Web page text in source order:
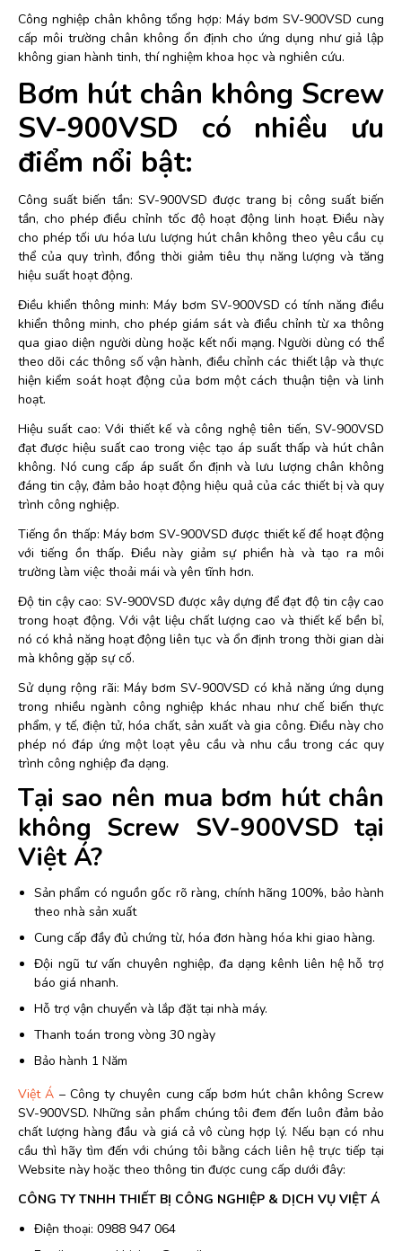
Công nghiệp chân không tổng hợp: Máy bơm SV-900VSD cung
cấp môi trường chân không ổn định cho ứng dụng như giả lập
không gian hành tinh, thí nghiệm khoa học và nghiên cứu.
Bơm hút chân không Screw
SV-900VSD có nhiều ưu
điểm nổi bật:
Công suất biến tần: SV-900VSD được trang bị công suất biến
tần, cho phép điều chỉnh tốc độ hoạt động linh hoạt. Điều này
cho phép tối ưu hóa lưu lượng hút chân không theo yêu cầu cụ
thể của quy trình, đồng thời giảm tiêu thụ năng lượng và tăng
hiệu suất hoạt động.
Điều khiển thông minh: Máy bơm SV-900VSD có tính năng điều
khiển thông minh, cho phép giám sát và điều chỉnh từ xa thông
qua giao diện người dùng hoặc kết nối mạng. Người dùng có thể
theo dõi các thông số vận hành, điều chỉnh các thiết lập và thực
hiện kiểm soát hoạt động của bơm một cách thuận tiện và linh
hoạt.
Hiệu suất cao: Với thiết kế và công nghệ tiên tiến, SV-900VSD
đạt được hiệu suất cao trong việc tạo áp suất thấp và hút chân
không. Nó cung cấp áp suất ổn định và lưu lượng chân không
đáng tin cậy, đảm bảo hoạt động hiệu quả của các thiết bị và quy
trình công nghiệp.
Tiếng ồn thấp: Máy bơm SV-900VSD được thiết kế để hoạt động
với tiếng ồn thấp. Điều này giảm sự phiền hà và tạo ra môi
trường làm việc thoải mái và yên tĩnh hơn.
Độ tin cậy cao: SV-900VSD được xây dựng để đạt độ tin cậy cao
trong hoạt động. Với vật liệu chất lượng cao và thiết kế bền bỉ,
nó có khả năng hoạt động liên tục và ổn định trong thời gian dài
mà không gặp sự cố.
Sử dụng rộng rãi: Máy bơm SV-900VSD có khả năng ứng dụng
trong nhiều ngành công nghiệp khác nhau như chế biến thực
phẩm, y tế, điện tử, hóa chất, sản xuất và gia công. Điều này cho
phép nó đáp ứng một loạt yêu cầu và nhu cầu trong các quy
trình công nghiệp đa dạng.
Tại sao nên mua bơm hút chân
không Screw SV-900VSD tại
Việt Á?
Sản phẩm có nguồn gốc rõ ràng, chính hãng 100%, bảo hành
theo nhà sản xuất
Cung cấp đầy đủ chứng từ, hóa đơn hàng hóa khi giao hàng.
Đội ngũ tư vấn chuyên nghiệp, đa dạng kênh liên hệ hỗ trợ
báo giá nhanh.
Hỗ trợ vận chuyển và lắp đặt tại nhà máy.
Thanh toán trong vòng 30 ngày
Bảo hành 1 Năm
Việt Á – Công ty chuyên cung cấp bơm hút chân không Screw
SV-900VSD. Những sản phẩm chúng tôi đem đến luôn đảm bảo
chất lượng hàng đầu và giá cả vô cùng hợp lý. Nếu bạn có nhu
cầu thì hãy tìm đến với chúng tôi bằng cách liên hệ trực tiếp tại
Website này hoặc theo thông tin được cung cấp dưới đây:
CÔNG TY TNHH THIẾT BỊ CÔNG NGHIỆP & DỊCH VỤ VIỆT Á
Điện thoại: 0988 947 064